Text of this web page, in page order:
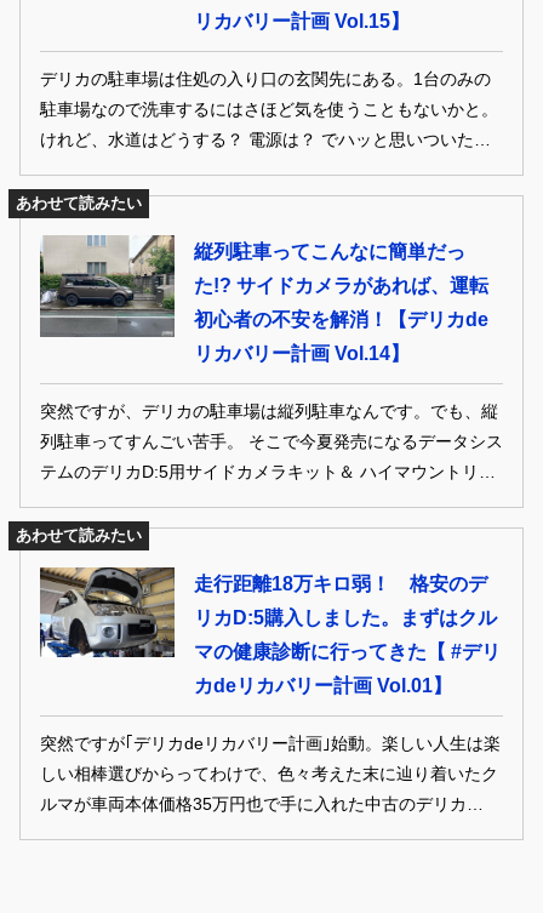
リカバリー計画 Vol.15】
デリカの駐車場は住処の入り口の玄関先にある。1台のみの
駐車場なので洗車するにはさほど気を使うこともないかと。
けれど、水道はどうする？ 電源は？ でハッと思いついたの
がテレビの通販番組で度々目にするコードレスの「高圧洗浄
機」。というわけで今回は洗車に挑戦!!
あわせて読みたい
縦列駐車ってこんなに簡単だっ
た!? サイドカメラがあれば、運転
初心者の不安を解消！【デリカde
リカバリー計画 Vol.14】
突然ですが、デリカの駐車場は縦列駐車なんです。でも、縦
列駐車ってすんごい苦手。 そこで今夏発売になるデータシス
テムのデリカD:5用サイドカメラキット＆ ハイマウントリア
カメラキットを一足お先に試してみました
あわせて読みたい
走行距離18万キロ弱！ 格安のデ
リカD:5購入しました。まずはクル
マの健康診断に行ってきた【 #デリ
カdeリカバリー計画 Vol.01】
突然ですが｢デリカdeリカバリー計画｣始動。楽しい人生は楽
しい相棒選びからってわけで、色々考えた末に辿り着いたク
ルマが車両本体価格35万円也で手に入れた中古のデリカ
D:5。俄然愛着が湧いて、長く乗るためのあんなことやこん